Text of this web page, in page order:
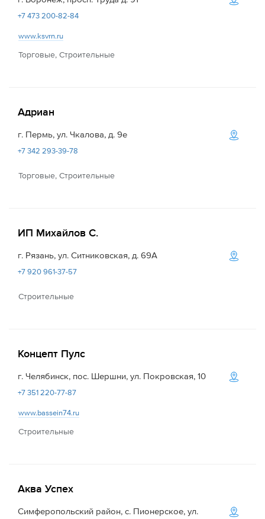
+7 473 200-82-84
www.ksvrn.ru
Торговые, Строительные
Адриан
г. Пермь, ул. Чкалова, д. 9е
+7 342 293-39-78
Торговые, Строительные
ИП Михайлов С.
г. Рязань, ул. Ситниковская, д. 69А
+7 920 961-37-57
Строительные
Концепт Пулс
г. Челябинск, пос. Шершни, ул. Покровская, 10
+7 351 220-77-87
www.bassein74.ru
Строительные
Аква Успех
Симферопольский район, с. Пионерское, ул.